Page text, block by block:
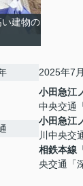
建物の
2025年7
小田急江
中央交通
小田急江
川中央交
相鉄本線
央交通「